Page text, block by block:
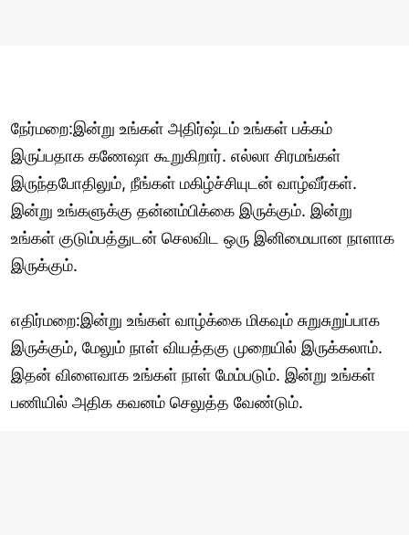
நேர்மறை:இன்று உங்கள் அதிர்ஷ்டம் உங்கள் பக்கம்
இருப்பதாக கணேஷா கூறுகிறார். எல்லா சிரமங்கள்
இருந்தபோதிலும், நீங்கள் மகிழ்ச்சியுடன் வாழ்வீர்கள்.
இன்று உங்களுக்கு தன்னம்பிக்கை இருக்கும். இன்று
உங்கள் குடும்பத்துடன் செலவிட ஒரு இனிமையான நாளாக
இருக்கும்.
எதிர்மறை:இன்று உங்கள் வாழ்க்கை மிகவும் சுறுசுறுப்பாக
இருக்கும், மேலும் நாள் வியத்தகு முறையில் இருக்கலாம்.
இதன் விளைவாக உங்கள் நாள் மேம்படும். இன்று உங்கள்
பணியில் அதிக கவனம் செலுத்த வேண்டும்.